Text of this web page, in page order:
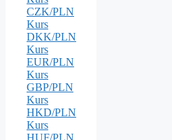
CZK/PLN
Kurs
DKK/PLN
Kurs
EUR/PLN
Kurs
GBP/PLN
Kurs
HKD/PLN
Kurs